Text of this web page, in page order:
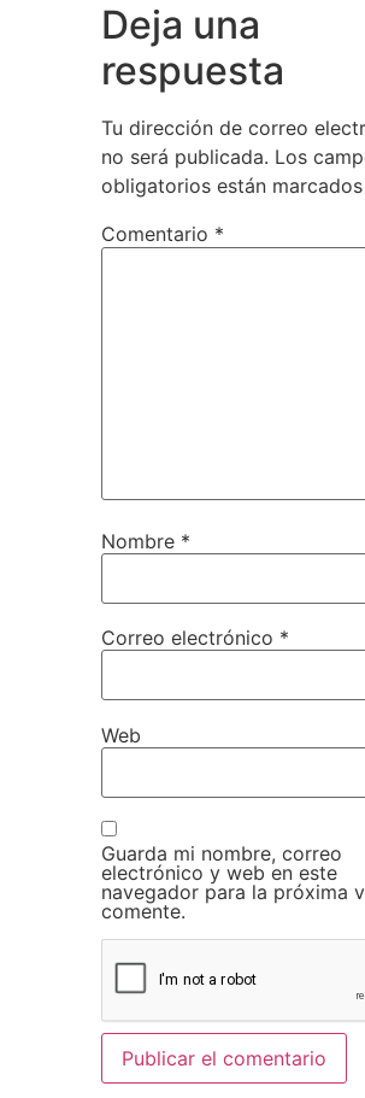
Deja una
respuesta
Tu dirección de correo
no será publicada. Los
obligatorios están
Comentario *
Nombre *
Correo electrónico *
Web
Guarda mi nombre, correo
electrónico y web en este
navegador para la próxima
comente.